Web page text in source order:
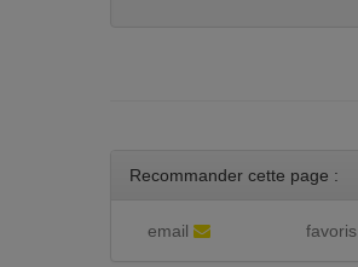
Recommander cette page :
email favoris